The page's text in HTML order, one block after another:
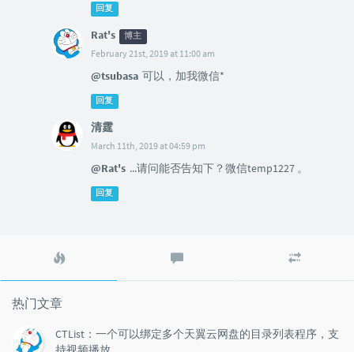
回复
Rat's 博主
February 21st, 2019 at 11:00 am
@tsubasa 可以，加我微信*
回复
清霆
March 11th, 2019 at 04:59 pm
@Rat's ...请问能否告知下？微信temp1227 。
回复
文
评
文
热门文章
CTList：一个可以绑定多个天翼云网盘的目录列表程序，支